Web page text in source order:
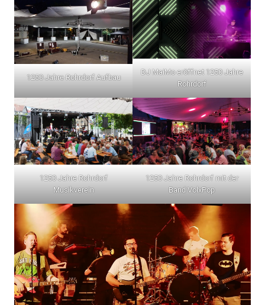
1250 Jahre Rohrdorf Aufbau
DJ MaiMo eröffnet 1250 Jahre
Rohrdorf
1250 Jahre Rohrdorf
Musikverein
1250 Jahre Rohrdorf mit der
Band VolxPop